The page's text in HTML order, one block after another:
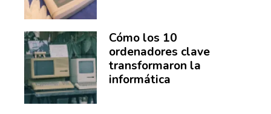
Cómo los 10
ordenadores clave
transformaron la
informática